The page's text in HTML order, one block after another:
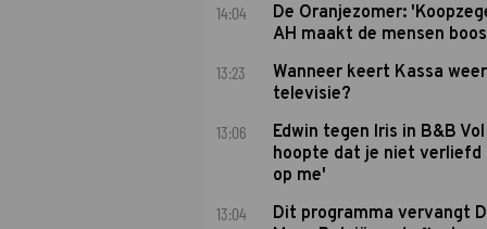
14:04
De Oranjezomer:
AH maakt de mensen
13:23
Wanneer keert Kassa
televisie?
13:06
Edwin tegen Iris in B&B
hoopte dat je niet verliefd
op me'
13:04
Dit programma vervangt